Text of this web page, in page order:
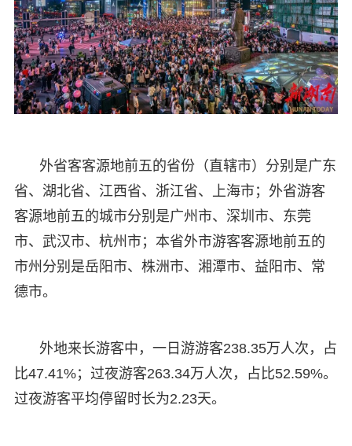
外省客客源地前五的省份（直辖市）分别是广东
省、湖北省、江西省、浙江省、上海市；外省游客
客源地前五的城市分别是广州市、深圳市、东莞
市、武汉市、杭州市；本省外市游客客源地前五的
市州分别是岳阳市、株洲市、湘潭市、益阳市、常
德市。
外地来长游客中，一日游游客238.35万人次，占
比47.41%；过夜游客263.34万人次，占比52.59%。
过夜游客平均停留时长为2.23天。